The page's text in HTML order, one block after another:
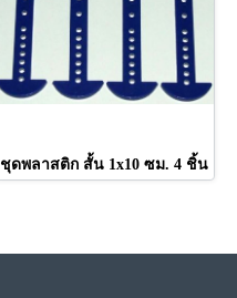
ชุดพลาสติก สั้น 1x10 ซม. 4 ชิ้น